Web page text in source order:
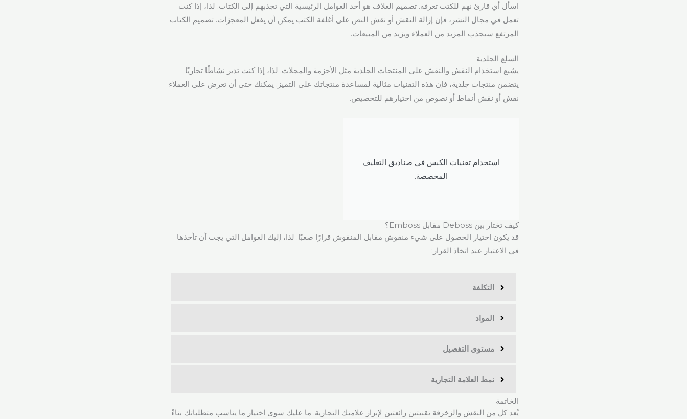
اسأل أي قارئ نهم للكتب تعرفه. تصميم الغلاف هو أحد العوامل الرئيسية التي تجذبهم إلى الكتاب. لذا، إذا كنت
تعمل في مجال النشر، فإن إزالة النقش أو نقش النص على أغلفة الكتب يمكن أن يفعل المعجزات. تصميم الكتاب
المرتفع سيجذب المزيد من العملاء ويزيد من المبيعات.
السلع الجلدية
يشيع استخدام النقش والنقش على المنتجات الجلدية مثل الأحزمة والمجلات. لذا، إذا كنت تدير نشاطًا تجاريًا
يتضمن منتجات جلدية، فإن هذه التقنيات مثالية لمساعدة منتجاتك على التميز. يمكنك حتى أن تعرض على العملاء
نقش أو نقش أنماط أو نصوص من اختيارهم للتخصيص.
استخدام تقنيات الكبس في صناديق التغليف
المخصصة.
كيف تختار بين Deboss مقابل Emboss؟
قد يكون اختيار الحصول على شيء منقوش مقابل المنقوش قرارًا صعبًا. لذا، إليك العوامل التي يجب أن تأخذها
في الاعتبار عند اتخاذ القرار:
التكلفة
المواد
مستوى التفصيل
نمط العلامة التجارية
الخاتمة
يُعد كل من النقش والزخرفة تقنيتين رائعتين لإبراز علامتك التجارية. ما عليك سوى اختيار ما يناسب متطلباتك بناءً